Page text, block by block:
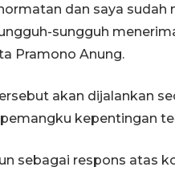
dan saya sudah
sungguh
Pramono Anung.
akan dijalankan
kepentingan
sebagai respons atas
Pameran
seniman